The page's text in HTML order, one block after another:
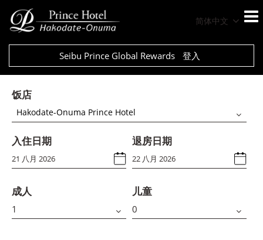
简体中文
Seibu Prince Global Rewards 登入
饭店
Hakodate-Onuma Prince Hotel
入住日期 退房日期
成人 儿童